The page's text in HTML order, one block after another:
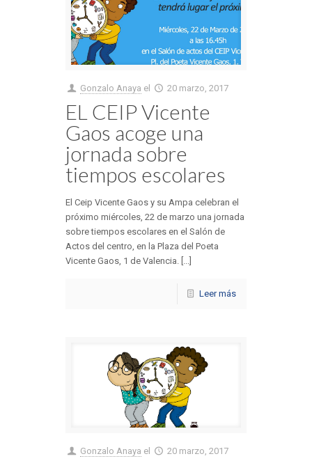
Gonzalo Anaya el 20 marzo, 2017
EL CEIP Vicente
Gaos acoge una
jornada sobre
tiempos escolares
El Ceip Vicente Gaos y su Ampa celebran el
próximo miércoles, 22 de marzo una jornada
sobre tiempos escolares en el Salón de
Actos del centro, en la Plaza del Poeta
Vicente Gaos, 1 de Valencia. [...]
Leer más
Gonzalo Anaya el 20 marzo, 2017